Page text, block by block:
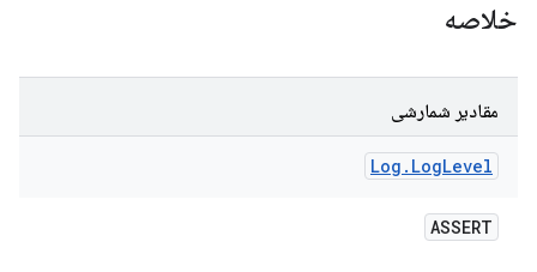
خلاصه
مقادیر شمارشی
Log . LogLevel
ASSERT